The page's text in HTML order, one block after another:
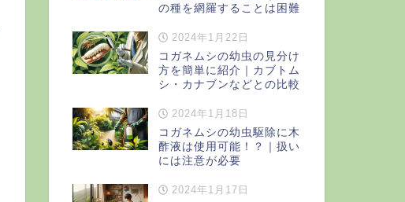
の種を網羅することは困難
2024年1月22日
コガネムシの幼虫の見分け
方を簡単に紹介｜カブトム
シ・カナブンなどとの比較
2024年1月18日
コガネムシの幼虫駆除に木
酢液は使用可能！？｜扱い
には注意が必要
2024年1月17日